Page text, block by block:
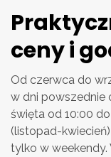
ceny i
Od czerwca do
w dni powszednie
święta od 10:00
(listopad-
tylko w